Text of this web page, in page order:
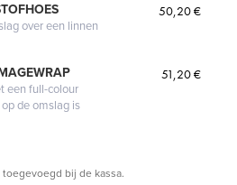
over een linnen
50,20 €
een full-colour
de omslag is
51,20 €
toegevoegd bij de kassa.